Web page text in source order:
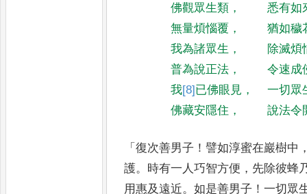
佛觀眾生類 ，
悉有如
無量煩惱覆 ，
猶如穢
我為諸眾生 ，
除滅煩
普為說正法 ，
令速成
我[8]已佛眼見 ，
一切眾
佛藏安隱住 ， 說法令
「復次善男子 ！譬如淳蜜在巖樹中
護。 時有一人巧智方便 ， 先除彼蜂
用惠及遠近。如是善男子 ！一切眾